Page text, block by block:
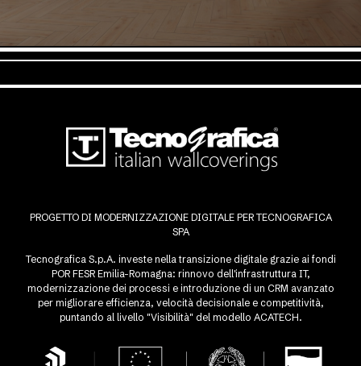
PROGETTO DI MODERNIZZAZIONE DIGITALE PER TECNOGRAFICA
SPA
Tecnografica S.p.A. investe nella transizione digitale grazie ai fondi
POR FESR Emilia-Romagna: rinnovo dell'infrastruttura IT,
modernizzazione dei processi e introduzione di un CRM avanzato
per migliorare efficienza, velocità decisionale e competitività,
puntando al livello "Visibilità" del modello ACATECH.